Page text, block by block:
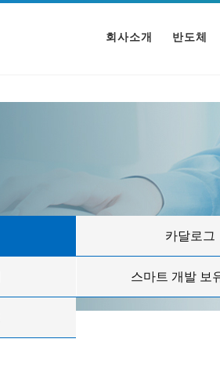
회사소개 반도체
카달로그
스마트 개발 보